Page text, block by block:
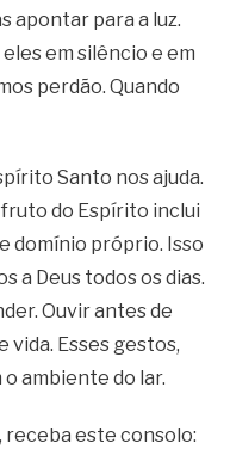
apontar para a luz.
em silêncio e em
perdão. Quando
Santo nos ajuda.
fruto do Espírito inclui
domínio próprio. Isso
a Deus todos os dias.
Ouvir antes de
vida. Esses gestos,
ambiente do lar.
receba este consolo: